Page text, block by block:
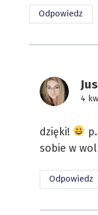
Odpowiedz
4
dzięki!
sobie w
Odpowiedz